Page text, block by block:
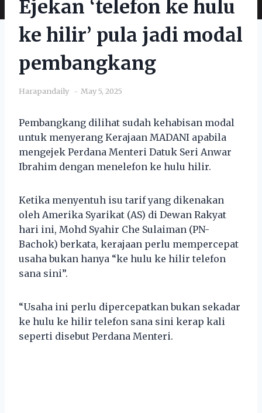
Ejekan ‘telefon ke hulu
ke hilir’ pula jadi modal
pembangkang
Harapandaily May 5, 2025
Pembangkang dilihat sudah kehabisan modal
untuk menyerang Kerajaan MADANI apabila
mengejek Perdana Menteri Datuk Seri Anwar
Ibrahim dengan menelefon ke hulu hilir.
Ketika menyentuh isu tarif yang dikenakan
oleh Amerika Syarikat (AS) di Dewan Rakyat
hari ini, Mohd Syahir Che Sulaiman (PN-
Bachok) berkata, kerajaan perlu mempercepat
usaha bukan hanya “ke hulu ke hilir telefon
sana sini”.
“Usaha ini perlu dipercepatkan bukan sekadar
ke hulu ke hilir telefon sana sini kerap kali
seperti disebut Perdana Menteri.